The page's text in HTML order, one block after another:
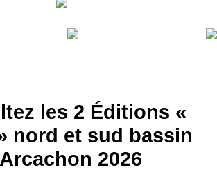
les 2 Éditions «
nord et sud bassin
2026